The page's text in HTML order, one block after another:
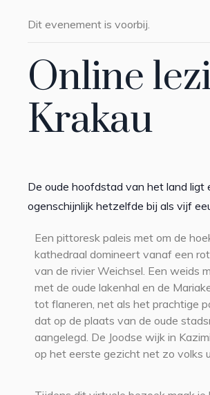
Dit evenement is voorbij.
Online
Krakau
De oude hoofdstad van het land ligt
ogenschijnlijk hetzelfde bij als vijf
Een pittoresk paleis met om de
kathedraal domineert vanaf een
van de rivier Weichsel. Een weids
met de oude lakenhal en de
tot flaneren, net als het prachtige
dat op de plaats van de oude
aangelegd. De Joodse wijk in
op het eerste gezicht net zo volks